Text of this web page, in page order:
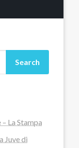
Search
La Stampa
Juve di